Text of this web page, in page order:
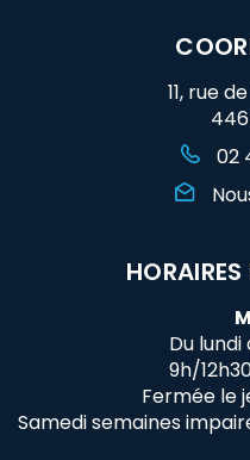
11, rue
02
Du lundi
9h/
Fermée le
Samedi semaines